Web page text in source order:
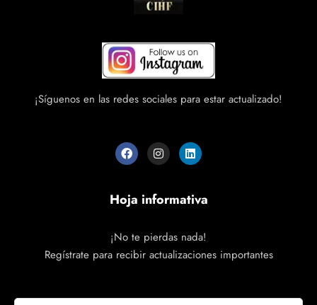
¡Síguenos en las redes sociales para estar actualizado!
Hoja informativa
¡No te pierdas nada!
Regístrate para recibir actualizaciones importantes